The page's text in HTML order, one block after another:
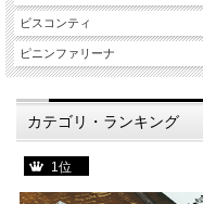
ビスコンティ
ピニンファリーナ
カテゴリ・ランキング
1位